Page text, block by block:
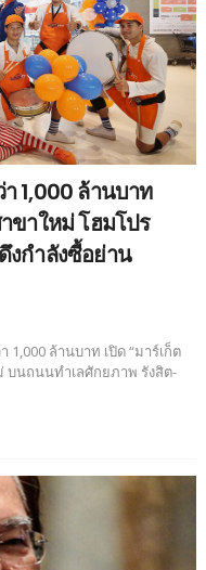
1,000 ล้านบาท
ขาใหม่ โฮมโปร
งกำลังซื้อย่าน
ล้านบาท เปิด “มาร์เก็ต
บนถนนทำเลศักยภาพ รังสิต-